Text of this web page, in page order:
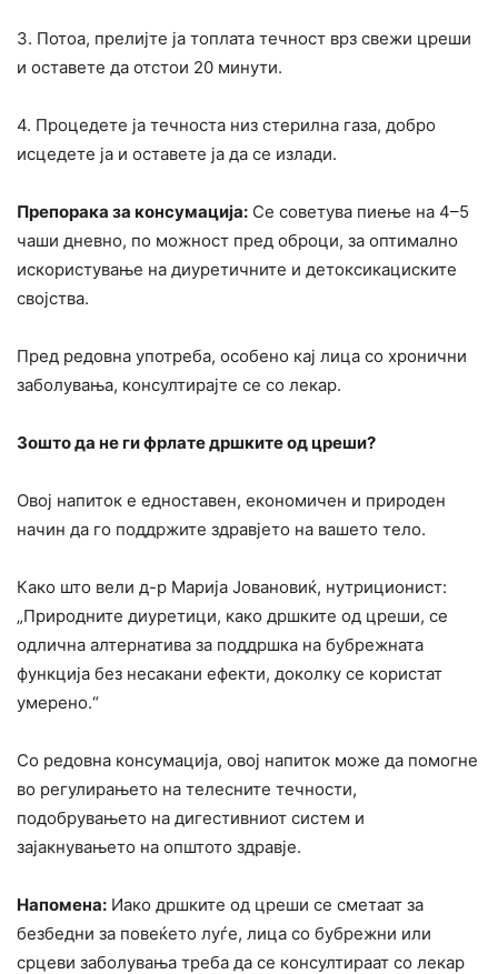
3. Потоа, прелијте ја топлата течност врз свежи цреши
и оставете да отстои 20 минути.
4. Процедете ја течноста низ стерилна газа, добро
исцедете ја и оставете ја да се излади.
Препорака за консумација: Се советува пиење на 4–5
чаши дневно, по можност пред оброци, за оптимално
искористување на диуретичните и детоксикациските
својства.
Пред редовна употреба, особено кај лица со хронични
заболувања, консултирајте се со лекар.
Зошто да не ги фрлате дршките од цреши?
Овој напиток е едноставен, економичен и природен
начин да го поддржите здравјето на вашето тело.
Како што вели д-р Марија Јовановиќ, нутриционист:
„Природните диуретици, како дршките од цреши, се
одлична алтернатива за поддршка на бубрежната
функција без несакани ефекти, доколку се користат
умерено.“
Со редовна консумација, овој напиток може да помогне
во регулирањето на телесните течности,
подобрувањето на дигестивниот систем и
зајакнувањето на општото здравје.
Напомена: Иако дршките од цреши се сметаат за
безбедни за повеќето луѓе, лица со бубрежни или
срцеви заболувања треба да се консултираат со лекар